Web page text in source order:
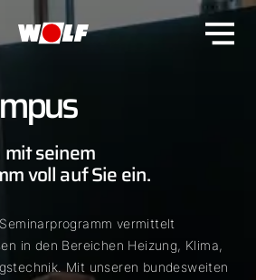
mit seinem
voll auf Sie ein.
vermittelt
in den Bereichen Heizung, Klima,
Mit unseren bundesweiten